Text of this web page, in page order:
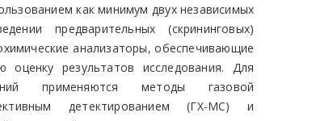
как минимум двух независимых
предварительных (скрининговых)
анализаторы, обеспечивающие
оценку результатов исследования. Для
применяются методы газовой
детектированием (ГХ-МС) и